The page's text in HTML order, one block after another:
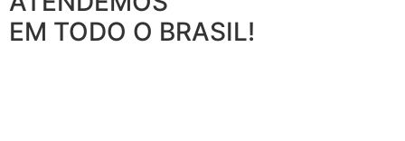
EM TODO O BRASIL!